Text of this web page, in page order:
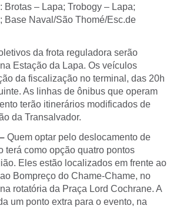
Brotas – Lapa; Trobogy – Lapa;
Base Naval/São Thomé/Esc.de
da frota reguladora serão
Estação da Lapa. Os veículos
da fiscalização no terminal, das 20h
As linhas de ônibus que operam
terão itinerários modificados de
da Transalvador.
Quem optar pelo deslocamento de
terá como opção quatro pontos
Eles estão localizados em frente ao
Bompreço do Chame-Chame, no
rotatória da Praça Lord Cochrane. A
um ponto extra para o evento, na